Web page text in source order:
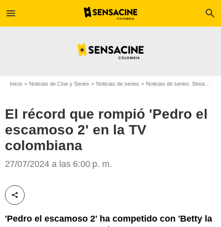
menu search
Inicio Noticias de Cine y Series Noticias de series Noticias de series: Streaming
El récord que rompió 'Pedro el
escamoso 2' en la TV
colombiana
27/07/2024 a las 6:00 p. m.
Compartir esta noticia
'Pedro el escamoso 2' ha competido con 'Betty la
Disney Plus